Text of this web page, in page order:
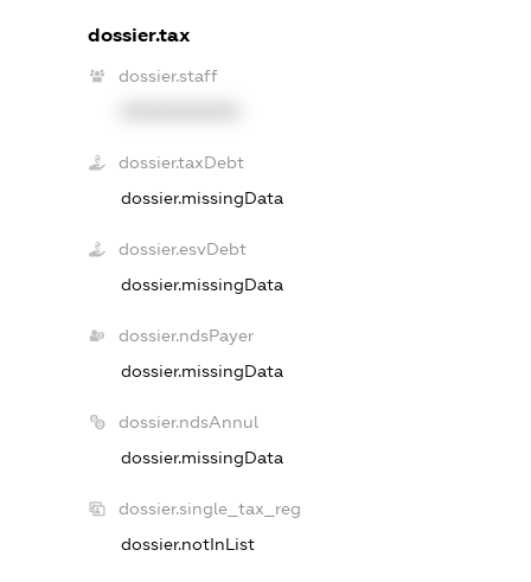
dossier.tax
dossier.staff
dossier.taxDebt
dossier.missingData
dossier.esvDebt
dossier.missingData
dossier.ndsPayer
dossier.missingData
dossier.ndsAnnul
dossier.missingData
dossier.single_tax_reg
dossier.notInList